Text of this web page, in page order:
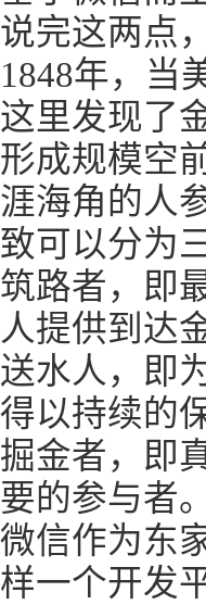
说完这两点
1848年，当
这里发现了
形成规模空
涯海角的人
致可以分为
筑路者，即
人提供到达
送水人，即
得以持续的
掘金者，即
要的参与者。
微信作为东
样一个开发